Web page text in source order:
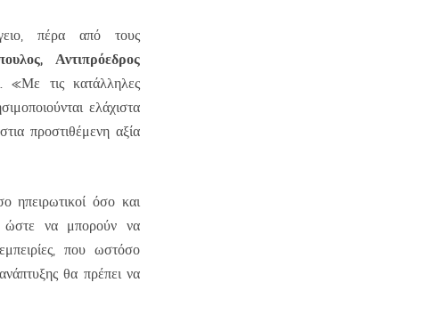
πέρα από τους
Αντιπρόεδρος
«Με τις κατάλληλες
ελάχιστα
προστιθέμενη αξία
ηπειρωτικοί όσο και
ώστε να μπορούν να
που ωστόσο
θα πρέπει να